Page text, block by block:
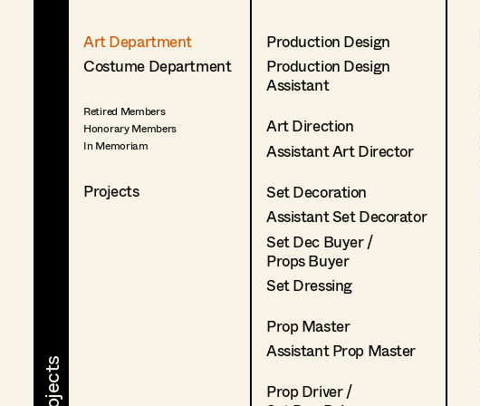
Art Department
Costume Department
Retired Members
Honorary Members
In Memoriam
Projects
Production Design
Production Design
Assistant
Art Direction
Assistant Art Director
Set Decoration
Assistant Set Decorator
Set Dec Buyer /
Props Buyer
Set Dressing
Prop Master
Assistant Prop Master
Prop Driver /